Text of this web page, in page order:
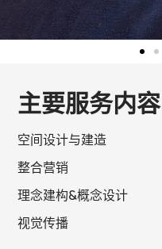
主要服务内容
空间设计与建造
整合营销
理念建构&概念设计
视觉传播